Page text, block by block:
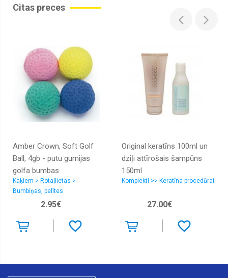
Citas preces
Amber Crown, Soft Golf
Ball, 4gb - putu gumijas
golfa bumbas
Kaķiem > Rotaļlietas >
Bumbiņas, pelītes
2.95€
Original keratīns 100ml un
dziļi attīrošais šampūns
150ml
Komplekti >> Keratīna procedūrai
27.00€